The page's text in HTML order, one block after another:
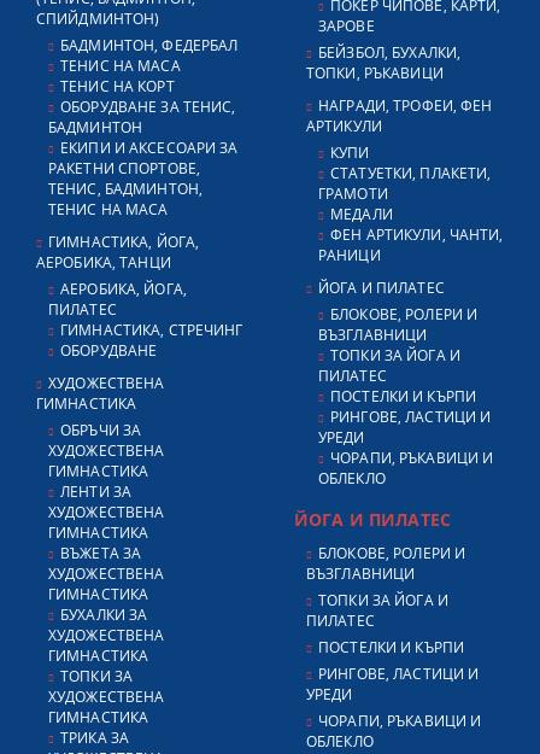
СПИЙДМИНТОН)
БАДМИНТОН, ФЕДЕРБАЛ
ТЕНИС НА МАСА
ТЕНИС НА КОРТ
ОБОРУДВАНЕ ЗА ТЕНИС,
БАДМИНТОН
ЕКИПИ И АКСЕСОАРИ ЗА
РАКЕТНИ СПОРТОВЕ,
ТЕНИС, БАДМИНТОН,
ТЕНИС НА МАСА
ГИМНАСТИКА, ЙОГА,
АЕРОБИКА, ТАНЦИ
АЕРОБИКА, ЙОГА,
ПИЛАТЕС
ГИМНАСТИКА, СТРЕЧИНГ
ОБОРУДВАНЕ
ХУДОЖЕСТВЕНА
ГИМНАСТИКА
ОБРЪЧИ ЗА
ХУДОЖЕСТВЕНА
ГИМНАСТИКА
ЛЕНТИ ЗА
ХУДОЖЕСТВЕНА
ГИМНАСТИКА
ВЪЖЕТА ЗА
ХУДОЖЕСТВЕНА
ГИМНАСТИКА
БУХАЛКИ ЗА
ХУДОЖЕСТВЕНА
ГИМНАСТИКА
ТОПКИ ЗА
ХУДОЖЕСТВЕНА
ГИМНАСТИКА
ТРИКА ЗА
ПОКЕР ЧИПОВЕ, КАРТИ,
ЗАРОВЕ
БЕЙЗБОЛ, БУХАЛКИ,
ТОПКИ, РЪКАВИЦИ
НАГРАДИ, ТРОФЕИ, ФЕН
АРТИКУЛИ
КУПИ
СТАТУЕТКИ, ПЛАКЕТИ,
ГРАМОТИ
МЕДАЛИ
ФЕН АРТИКУЛИ, ЧАНТИ,
РАНИЦИ
ЙОГА И ПИЛАТЕС
БЛОКОВЕ, РОЛЕРИ И
ВЪЗГЛАВНИЦИ
ТОПКИ ЗА ЙОГА И
ПИЛАТЕС
ПОСТЕЛКИ И КЪРПИ
РИНГОВЕ, ЛАСТИЦИ И
УРЕДИ
ЧОРАПИ, РЪКАВИЦИ И
ОБЛЕКЛО
ЙОГА И ПИЛАТЕС
БЛОКОВЕ, РОЛЕРИ И
ВЪЗГЛАВНИЦИ
ТОПКИ ЗА ЙОГА И
ПИЛАТЕС
ПОСТЕЛКИ И КЪРПИ
РИНГОВЕ, ЛАСТИЦИ И
УРЕДИ
ЧОРАПИ, РЪКАВИЦИ И
ОБЛЕКЛО